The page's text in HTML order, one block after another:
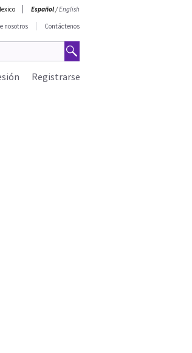
Español/English
nosotros
Contáctenos
Registrarse